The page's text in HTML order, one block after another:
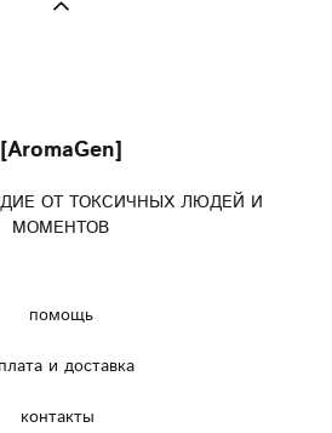
[AromaGen]
ОТ ТОКСИЧНЫХ ЛЮДЕЙ И
МОМЕНТОВ
помощь
и доставка
контакты